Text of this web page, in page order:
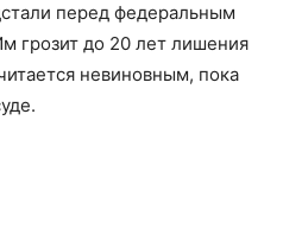
перед федеральным
грозит до 20 лет лишения
невиновным, пока